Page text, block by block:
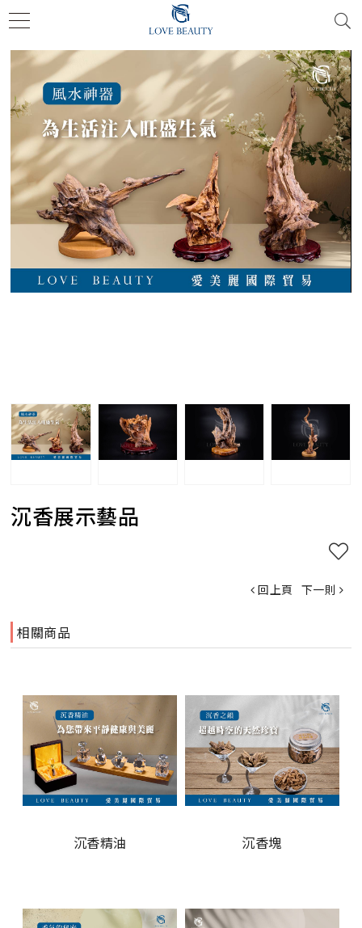
沉香展示藝品
回上頁 下一則
相關商品
沉香精油 沉香塊